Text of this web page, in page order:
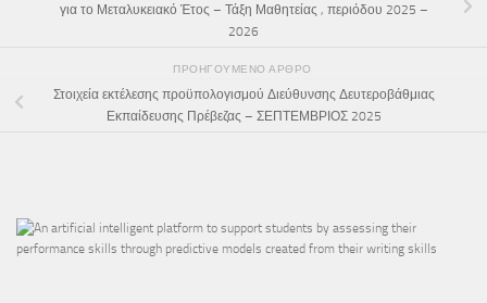
για το Μεταλυκειακό Έτος – Τάξη Μαθητείας , περιόδου 2025 –
2026
ΠΡΟΗΓΟΎΜΕΝΟ ΆΡΘΡΟ
Στοιχεία εκτέλεσης προϋπολογισμού Διεύθυνσης Δευτεροβάθμιας
Εκπαίδευσης Πρέβεζας – ΣΕΠΤΕΜΒΡΙΟΣ 2025